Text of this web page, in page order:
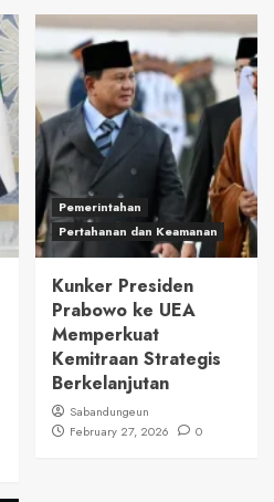
Pemerintahan
Pertahanan dan Keamanan
Kunker Presiden
Prabowo ke UEA
Memperkuat
Kemitraan Strategis
Berkelanjutan
Sabandungeun
February 27, 2026
0